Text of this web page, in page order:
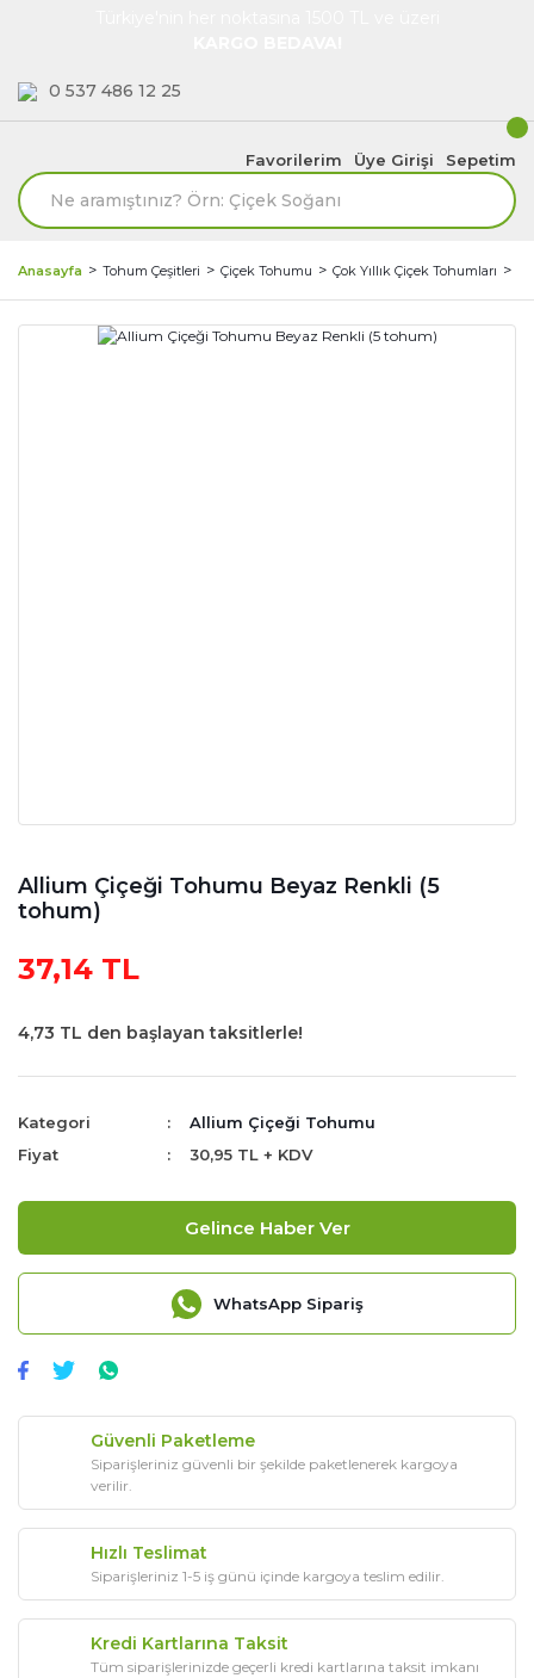
0 537 486 12 25
Favorilerim Üye Girişi Sepetim
Anasayfa Tohum Çeşitleri Çiçek Tohumu Çok Yıllık Çiçek Tohumları
Allium Çiçeği Tohumu Beyaz Renkli (5
tohum)
37,14 TL
4,73 TL den başlayan taksitlerle!
Kategori
Allium Çiçeği Tohumu
Fiyat
30,95 TL + KDV
Gelince Haber Ver
WhatsApp Sipariş
Güvenli Paketleme
Siparişleriniz güvenli bir şekilde paketlenerek kargoya
verilir.
Hızlı Teslimat
Siparişleriniz 1-5 iş günü içinde kargoya teslim edilir.
Kredi Kartlarına Taksit
Tüm siparişlerinizde geçerli kredi kartlarına taksit imkanı